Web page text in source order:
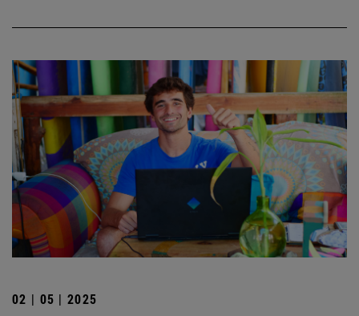
02 | 05 | 2025